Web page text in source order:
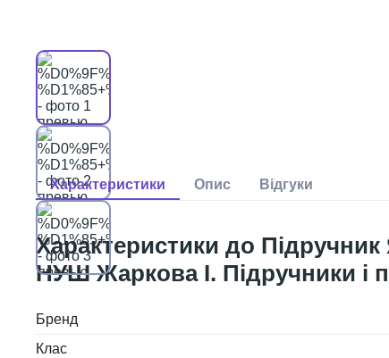
НУШ Жаркова І. Підручники і
Бренд
Клас